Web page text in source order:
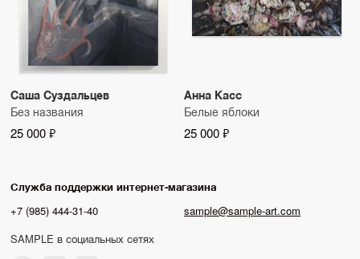
Саша Суздальцев
Без названия
25 000 ₽
Анна Касс
Белые яблоки
25 000 ₽
Служба поддержки интернет-магазина
+7 (985) 444-31-40
sample@sample-art.com
SAMPLE в социальных сетях